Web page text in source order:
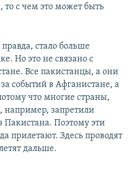
то с чем это может быть
правда, стало больше
Но это не связано с
Все пакистанцы, а они
событий в Афганистане, а
что многие страны,
например, запретили
Поэтому эти
прилетают. Здесь проводят
дальше.